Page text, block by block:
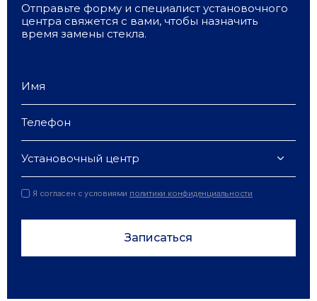
Отправьте форму и специалист установочного
центра свяжется с вами, чтобы назначить
время замены стекла.
Установочный центр
Я согласен с условиями политики конфиденциальности
Записаться